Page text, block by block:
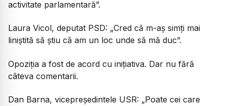
activitate parlamentară”.
Laura Vicol, deputat PSD: „Cred că m-aș simți mai
liniștită să știu că am un loc unde să mă duc”.
Opoziția a fost de acord cu inițiativa. Dar nu fără
câteva comentarii.
Dan Barna, vicepreşedintele USR: „Poate cei care